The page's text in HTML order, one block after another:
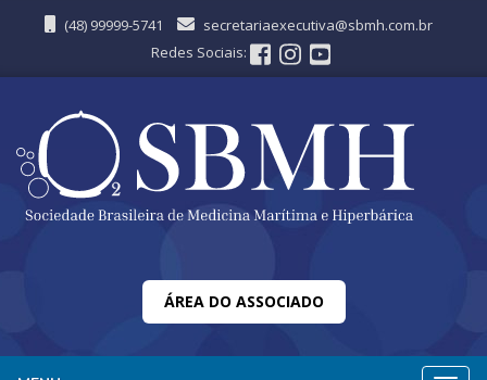
(48) 99999-5741
secretariaexecutiva@sbmh.com.br
Redes Sociais:
ÁREA DO ASSOCIADO